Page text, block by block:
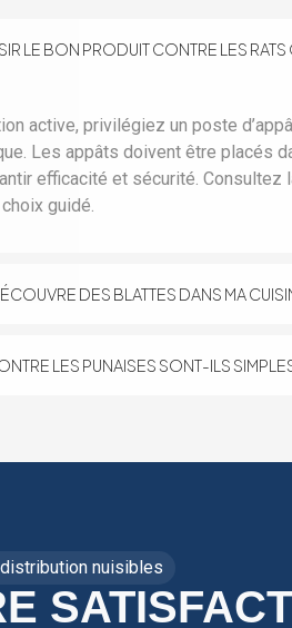
LE BON PRODUIT CONTRE LES RATS
active, privilégiez un poste
Les appâts doivent être placés
efficacité et sécurité. Consultez
guidé.
DES BLATTES DANS MA
LES PUNAISES SONT-ILS
nuisibles